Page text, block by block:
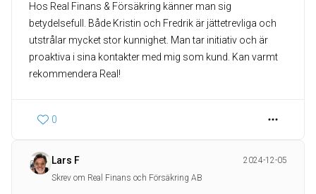
Hos Real Finans & Försäkring känner man sig
betydelsefull. Både Kristin och Fredrik är jättetrevliga och
utstrålar mycket stor kunnighet. Man tar initiativ och är
proaktiva i sina kontakter med mig som kund. Kan varmt
rekommendera Real!
0
Lars F
2024-12-05
Skrev om Real Finans och Försäkring AB